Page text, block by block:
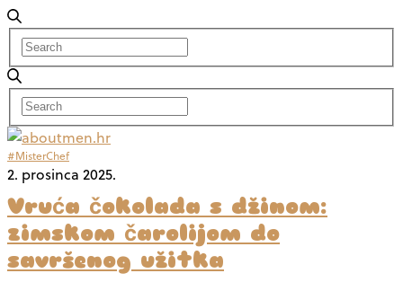
#MisterChef
2. prosinca 2025.
Vruća čokolada s džinom:
zimskom čarolijom do
savršenog užitka